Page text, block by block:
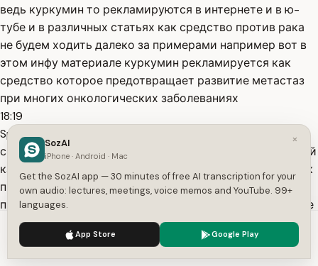
ведь куркумин то рекламируются в интернете и в ю-
тубе и в различных статьях как средство против рака
не будем ходить далеко за примерами например вот в
этом инфу материале куркумин рекламируется как
средство которое предотвращает развитие метастаз
при многих онкологических заболеваниях
18:19
Speaker A
снижает риск детской лейкемии в сочетании с цветной
капустой убить и меня пожалуйста предотвращает рак
простаты и замедляет рост раковых клеток и может
предотвратить меланому и уничтожить существующие
а чашки меланомы то есть рака кожи в чем здесь
противоречия противоречия здесь на самом деле нет
18:42
We use cookies to enhance your experience.
×
SozAI
iPhone · Android · Mac
Get the SozAI app — 30 minutes of free AI transcription for your
own audio: lectures, meetings, voice memos and YouTube. 99+
languages.
App Store Google Play